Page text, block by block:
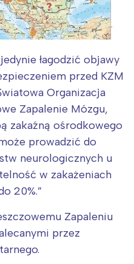
łagodzić objawy
przed KZM
Organizacja
Zapalenie Mózgu,
zakaźną ośrodkowego
prowadzić do
neurologicznych u
w zakażeniach
20%.”
Zapaleniu
przez